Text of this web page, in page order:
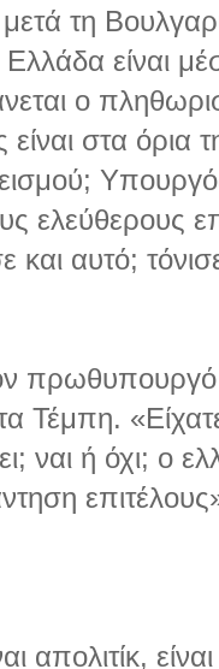
μετά τη
Ελλάδα είναι
ο
στα όρια
ελεύθερους
και αυτό;
Τέμπη.
ναι ή όχι; ο
απολιτίκ,